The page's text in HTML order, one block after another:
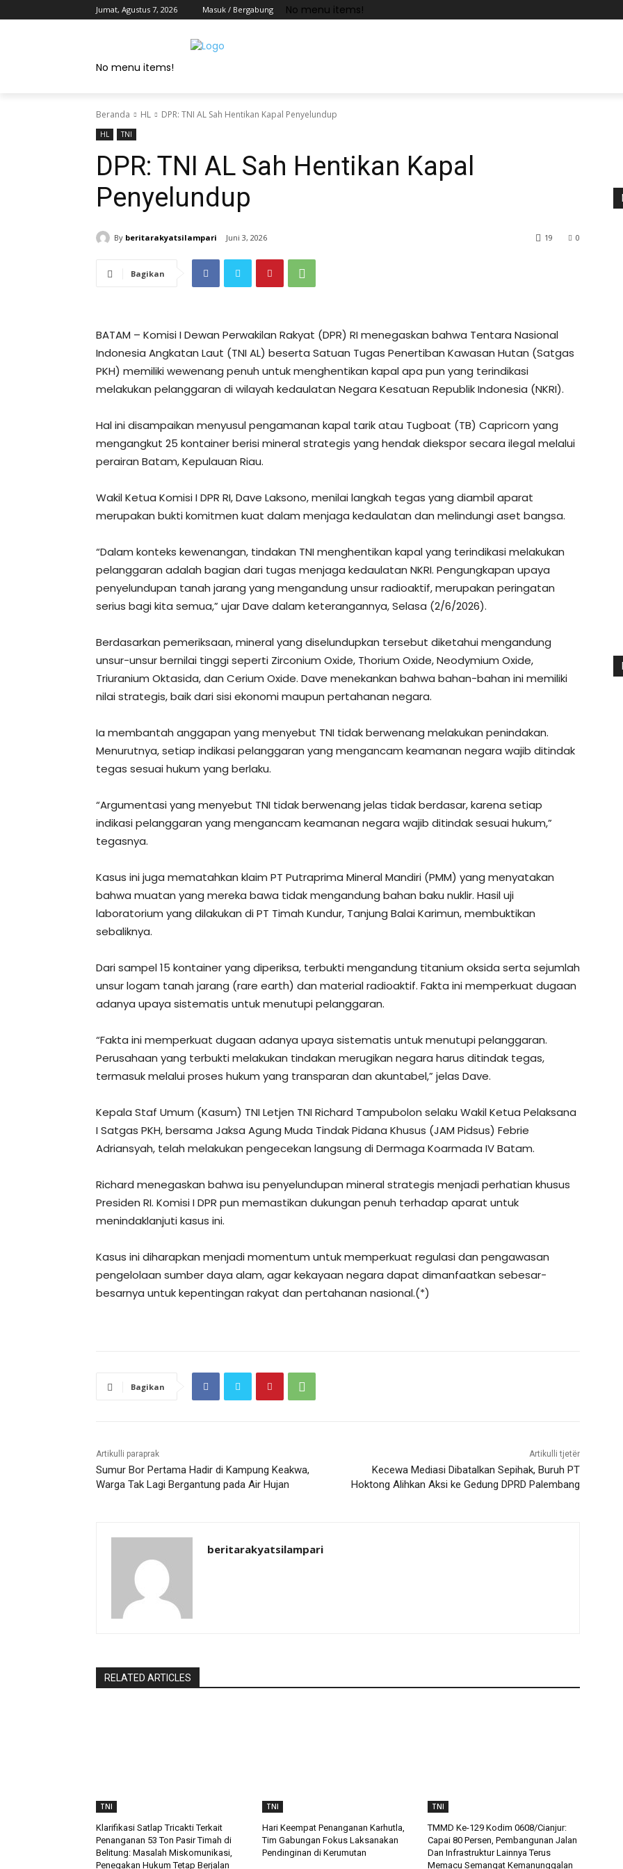
Jumat, Agustus 7, 2026 Masuk / Bergabung No menu items!
No menu items!
Beranda HL DPR: TNI AL Sah Hentikan Kapal Penyelundup
HL TNI
DPR: TNI AL Sah Hentikan Kapal
Penyelundup
By beritarakyatsilampari Juni 3, 2026 0
19
Bagikan
BATAM – Komisi I Dewan Perwakilan Rakyat (DPR) RI menegaskan bahwa Tentara Nasional
Indonesia Angkatan Laut (TNI AL) beserta Satuan Tugas Penertiban Kawasan Hutan (Satgas
PKH) memiliki wewenang penuh untuk menghentikan kapal apa pun yang terindikasi
melakukan pelanggaran di wilayah kedaulatan Negara Kesatuan Republik Indonesia (NKRI).
Hal ini disampaikan menyusul pengamanan kapal tarik atau Tugboat (TB) Capricorn yang
mengangkut 25 kontainer berisi mineral strategis yang hendak diekspor secara ilegal melalui
perairan Batam, Kepulauan Riau.
Wakil Ketua Komisi I DPR RI, Dave Laksono, menilai langkah tegas yang diambil aparat
merupakan bukti komitmen kuat dalam menjaga kedaulatan dan melindungi aset bangsa.
“Dalam konteks kewenangan, tindakan TNI menghentikan kapal yang terindikasi melakukan
pelanggaran adalah bagian dari tugas menjaga kedaulatan NKRI. Pengungkapan upaya
penyelundupan tanah jarang yang mengandung unsur radioaktif, merupakan peringatan
serius bagi kita semua,” ujar Dave dalam keterangannya, Selasa (2/6/2026).
Berdasarkan pemeriksaan, mineral yang diselundupkan tersebut diketahui mengandung
unsur-unsur bernilai tinggi seperti Zirconium Oxide, Thorium Oxide, Neodymium Oxide,
Triuranium Oktasida, dan Cerium Oxide. Dave menekankan bahwa bahan-bahan ini memiliki
nilai strategis, baik dari sisi ekonomi maupun pertahanan negara.
Ia membantah anggapan yang menyebut TNI tidak berwenang melakukan penindakan.
Menurutnya, setiap indikasi pelanggaran yang mengancam keamanan negara wajib ditindak
tegas sesuai hukum yang berlaku.
“Argumentasi yang menyebut TNI tidak berwenang jelas tidak berdasar, karena setiap
indikasi pelanggaran yang mengancam keamanan negara wajib ditindak sesuai hukum,”
tegasnya.
Kasus ini juga mematahkan klaim PT Putraprima Mineral Mandiri (PMM) yang menyatakan
bahwa muatan yang mereka bawa tidak mengandung bahan baku nuklir. Hasil uji
laboratorium yang dilakukan di PT Timah Kundur, Tanjung Balai Karimun, membuktikan
sebaliknya.
Dari sampel 15 kontainer yang diperiksa, terbukti mengandung titanium oksida serta sejumlah
unsur logam tanah jarang (rare earth) dan material radioaktif. Fakta ini memperkuat dugaan
adanya upaya sistematis untuk menutupi pelanggaran.
“Fakta ini memperkuat dugaan adanya upaya sistematis untuk menutupi pelanggaran.
Perusahaan yang terbukti melakukan tindakan merugikan negara harus ditindak tegas,
termasuk melalui proses hukum yang transparan dan akuntabel,” jelas Dave.
Kepala Staf Umum (Kasum) TNI Letjen TNI Richard Tampubolon selaku Wakil Ketua Pelaksana
I Satgas PKH, bersama Jaksa Agung Muda Tindak Pidana Khusus (JAM Pidsus) Febrie
Adriansyah, telah melakukan pengecekan langsung di Dermaga Koarmada IV Batam.
Richard menegaskan bahwa isu penyelundupan mineral strategis menjadi perhatian khusus
Presiden RI. Komisi I DPR pun memastikan dukungan penuh terhadap aparat untuk
menindaklanjuti kasus ini.
Kasus ini diharapkan menjadi momentum untuk memperkuat regulasi dan pengawasan
pengelolaan sumber daya alam, agar kekayaan negara dapat dimanfaatkan sebesar-
besarnya untuk kepentingan rakyat dan pertahanan nasional.(*)
Bagikan
Artikulli paraprak
Sumur Bor Pertama Hadir di Kampung Keakwa,
Warga Tak Lagi Bergantung pada Air Hujan
Artikulli tjetër
Kecewa Mediasi Dibatalkan Sepihak, Buruh PT
Hoktong Alihkan Aksi ke Gedung DPRD Palembang
beritarakyatsilampari
RELATED ARTICLES
TNI
Klarifikasi Satlap Tricakti Terkait
Penanganan 53 Ton Pasir Timah di
Belitung: Masalah Miskomunikasi,
Penegakan Hukum Tetap Berjalan
TNI
Hari Keempat Penanganan Karhutla,
Tim Gabungan Fokus Laksanakan
Pendinginan di Kerumutan
TNI
TMMD Ke-129 Kodim 0608/Cianjur:
Capai 80 Persen, Pembangunan Jalan
Dan Infrastruktur Lainnya Terus
Memacu Semangat Kemanunggalan